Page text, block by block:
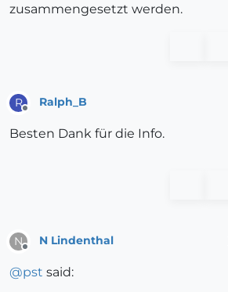
zusammengesetzt werden.
R Ralph_B
Besten Dank für die Info.
N N Lindenthal
@pst said: